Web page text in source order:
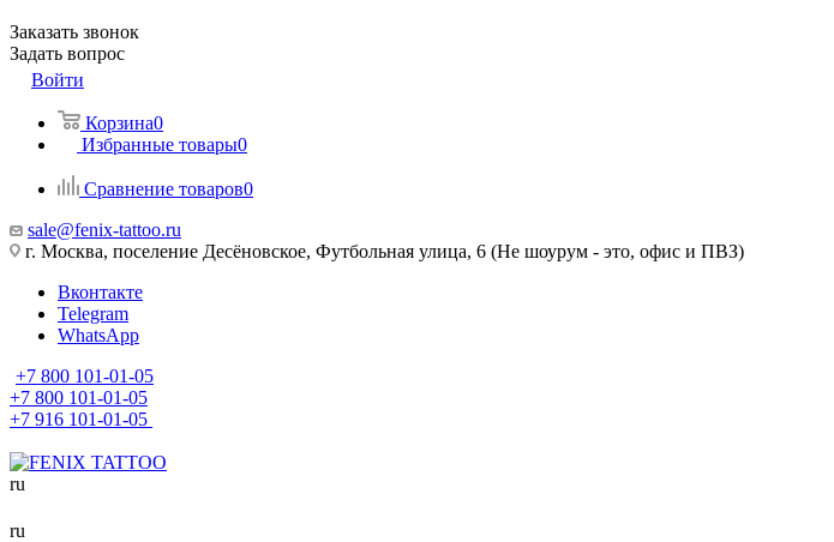
Заказать звонок
Задать вопрос
Войти
Корзина0
Избранные товары0
Сравнение товаров0
sale@fenix-tattoo.ru
г. Москва, поселение Десёновское, Футбольная улица, 6 (Не шоурум - это, офис и ПВЗ)
Вконтакте
Telegram
WhatsApp
+7 800 101-01-05
+7 800 101-01-05
+7 916 101-01-05
ru
ru